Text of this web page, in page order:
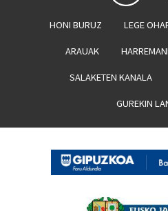
HONI BURUZ LEGE
ARAUAK
SALAKETEN KANALA
GUREKIN